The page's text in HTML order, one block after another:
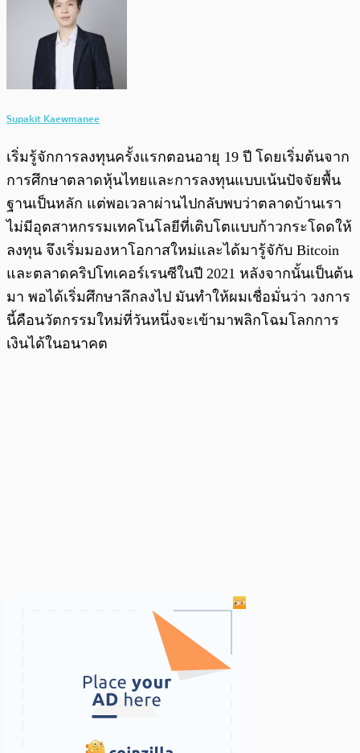
Supakit Kaewmanee
เริ่มรู้จักการลงทุนครั้งแรกตอนอายุ 19 ปี โดยเริ่มต้นจาก
การศึกษาตลาดหุ้นไทยและการลงทุนแบบเน้นปัจจัยพื้น
ฐานเป็นหลัก แต่พอเวลาผ่านไปกลับพบว่าตลาดบ้านเรา
ไม่มีอุตสาหกรรมเทคโนโลยีที่เติบโตแบบก้าวกระโดดให้
ลงทุน จึงเริ่มมองหาโอกาสใหม่และได้มารู้จักับ Bitcoin
และตลาดคริปโทเคอร์เรนซีในปี 2021 หลังจากนั้นเป็นต้น
มา พอได้เริ่มศึกษาลึกลงไป มันทำให้ผมเชื่อมั่นว่า วงการ
นี้คือนวัตกรรมใหม่ที่วันหนึ่งจะเข้ามาพลิกโฉมโลกการ
เงินได้ในอนาคต